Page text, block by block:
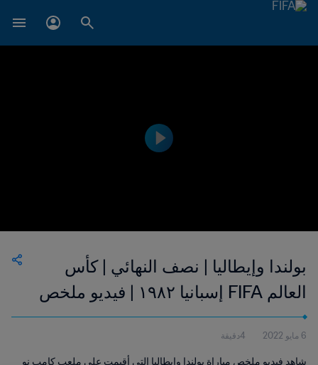
بولندا وإيطاليا | نصف النهائي | كأس
العالم FIFA إسبانيا ١٩٨٢ | فيديو ملخص
6 مايو 2022 4دقيقة
شاهد فيديو ملخص مباراة بولندا وإيطاليا التي أقيمت على ملعب كامب نو